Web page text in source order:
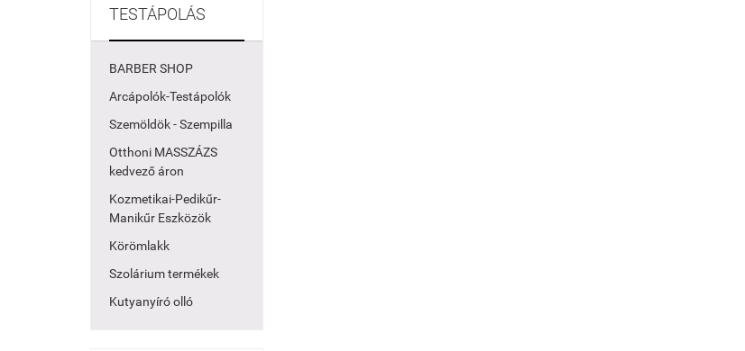
TESTÁPOLÁS
BARBER SHOP
Arcápolók-Testápolók
Szemöldök - Szempilla
Otthoni MASSZÁZS
kedvező áron
Kozmetikai-Pedikűr-
Manikűr Eszközök
Körömlakk
Szolárium termékek
Kutyanyíró olló